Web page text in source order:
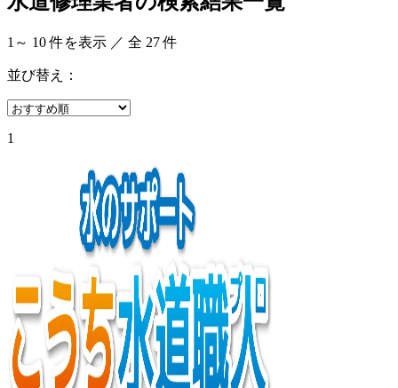
1 ～ 10 件を表示 ／ 全 27件
並び替え：
1